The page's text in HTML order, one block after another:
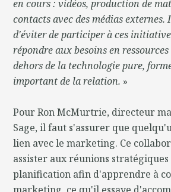
en cours : vidéos, production de
contacts avec des médias
d'éviter de participer à ces
répondre aux besoins en
dehors de la technologie pure,
important de la relation. »
Pour Ron McMurtrie, directeur
Sage, il faut s'assurer que
lien avec le marketing. Ce
assister aux réunions stratégiques
planification afin d'apprendre à
marketing, ce qu'il essaye